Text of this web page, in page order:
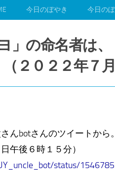
今日のぼやき 今日の
」の命名者は
２０２２年７
んbotさんのツイートから。
午後６時１５分）
status/